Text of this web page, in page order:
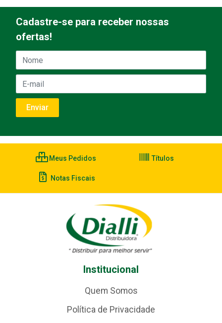
Cadastre-se para receber nossas
ofertas!
Meus Pedidos Títulos
Notas Fiscais
Institucional
Quem Somos
Política de Privacidade